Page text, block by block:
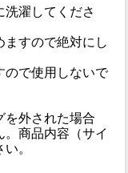
洗濯してくださ
ますので絶対にし
ので使用しないで
を外された場合
商品内容（サイ
。